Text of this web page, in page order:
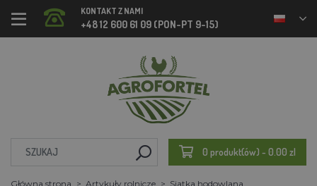
KONTAKT Z NAMI
+48 12 600 61 09 (PON-PT 9-15)
0 produkt(ów) - 0.00 zl
Główna strona Artykuły rolnicze
Siatka hodowlana